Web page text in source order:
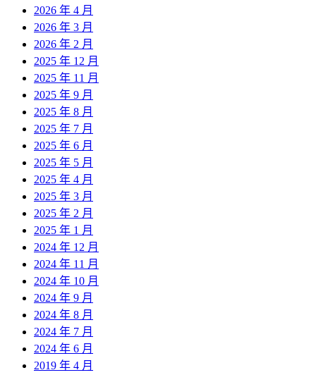
2026 年 4 月
2026 年 3 月
2026 年 2 月
2025 年 12 月
2025 年 11 月
2025 年 9 月
2025 年 8 月
2025 年 7 月
2025 年 6 月
2025 年 5 月
2025 年 4 月
2025 年 3 月
2025 年 2 月
2025 年 1 月
2024 年 12 月
2024 年 11 月
2024 年 10 月
2024 年 9 月
2024 年 8 月
2024 年 7 月
2024 年 6 月
2019 年 4 月